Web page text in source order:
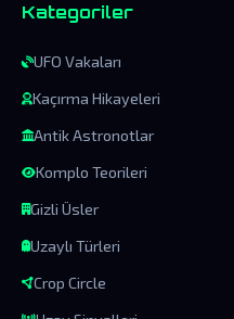
Kategoriler
UFO Vakaları
Kaçırma Hikayeleri
Antik Astronotlar
Komplo Teorileri
Gizli Üsler
Uzaylı Türleri
Crop Circle